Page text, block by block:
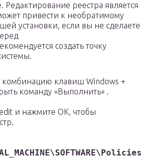
реестра является
привести к необратимому
установки, если вы не сделаете
создать точку
комбинацию клавиш Windows +
команду «Выполнить» .
и нажмите OK, чтобы